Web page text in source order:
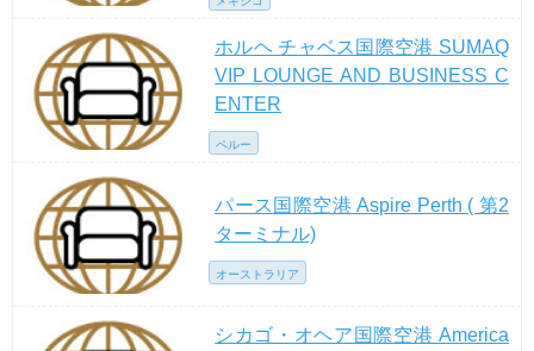
ホルヘ チャベス国際空港 SUMAQ
VIP LOUNGE AND BUSINESS C
ENTER
ペルー
パース国際空港 Aspire Perth ( 第2
ターミナル)
オーストラリア
シカゴ・オヘア国際空港 America